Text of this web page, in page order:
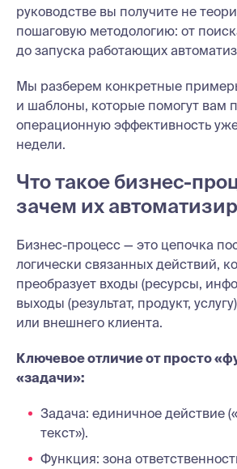
руководстве вы получите не
пошаговую методологию: от
до запуска работающих
Мы разберем конкретные
и шаблоны, которые помогут вам
операционную эффективность
недели.
Что такое бизнес-
зачем их
Бизнес-процесс — это цепочка
логически связанных действий,
преобразует входы (ресурсы,
выходы (результат, продукт,
или внешнего клиента.
Ключевое отличие от просто
«задачи»:
Задача: единичное действие
текст»).
Функция: зона